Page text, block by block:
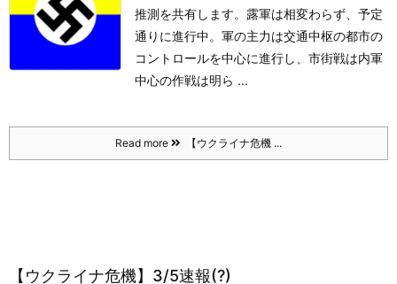
推測を共有します。 露軍は相変わらず、予定
通りに進行中。軍の主力は交通中枢の都市の
コントロールを中心に進行し、市街戦は内軍
中心の作戦は明ら ...
Read more 【ウクライナ危機 ...
【ウクライナ危機】3/5速報(?)